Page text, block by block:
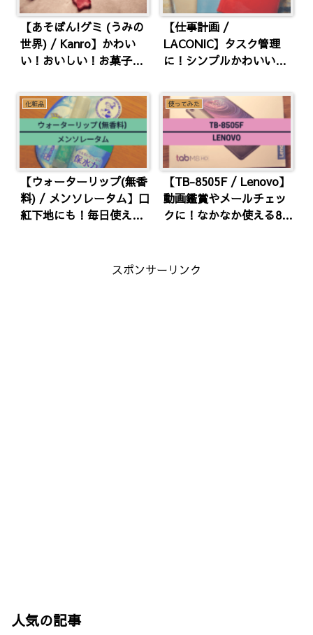
【あそぼん!グミ (うみの
世界) / Kanro】かわい
い！おいしい！お菓子な
【仕事計画 /
LACONIC】タスク管理
に！シンプルかわいいブ
化粧品
【ウォーターリップ(無香
料) / メンソレータム】口
紅下地にも！毎日使える
使ってみた
【TB-8505F / Lenovo】
動画鑑賞やメールチェッ
クに！なかなか使える8.0
スポンサーリンク
人気の記事